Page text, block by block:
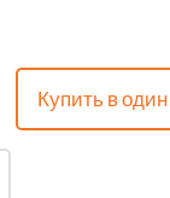
Купить в один